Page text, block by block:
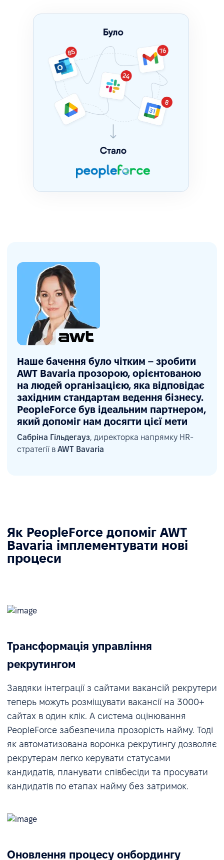
Наше бачення було чітким – зробити
AWT Bavaria прозорою, орієнтованою
на людей організацією, яка відповідає
західним стандартам ведення бізнесу.
PeopleForce був ідеальним партнером,
який допоміг нам досягти цієї мети
Сабріна Гільдегауз, директорка напрямку HR-
стратегії в AWT Bavaria
Як PeopleForce допоміг AWT
Bavaria імплементувати нові
процеси
Трансформація управління
рекрутингом
Завдяки інтеграції з сайтами вакансій рекрутери
теперь можуть розміщувати вакансії на 3000+
сайтах в один клік. А система оцінювання
PeopleForce забезпечила прозорість найму. Тоді
як автоматизована воронка рекрутингу дозволяє
рекрутерам легко керувати статусами
кандидатів, планувати співбесіди та просувати
кандидатів по етапах найму без затримок.
Оновлення процесу онбордингу